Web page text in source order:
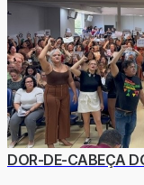
DOR-DE-CABEÇA